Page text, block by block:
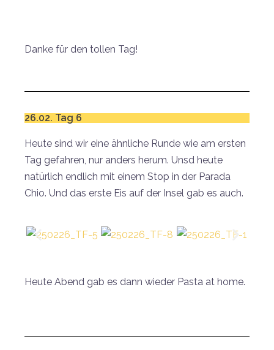
Danke für den tollen Tag!
26.02. Tag 6
Heute sind wir eine ähnliche Runde wie am ersten
Tag gefahren, nur anders herum. Unsd heute
natürlich endlich mit einem Stop in der Parada
Chio. Und das erste Eis auf der Insel gab es auch.
Heute Abend gab es dann wieder Pasta at home.